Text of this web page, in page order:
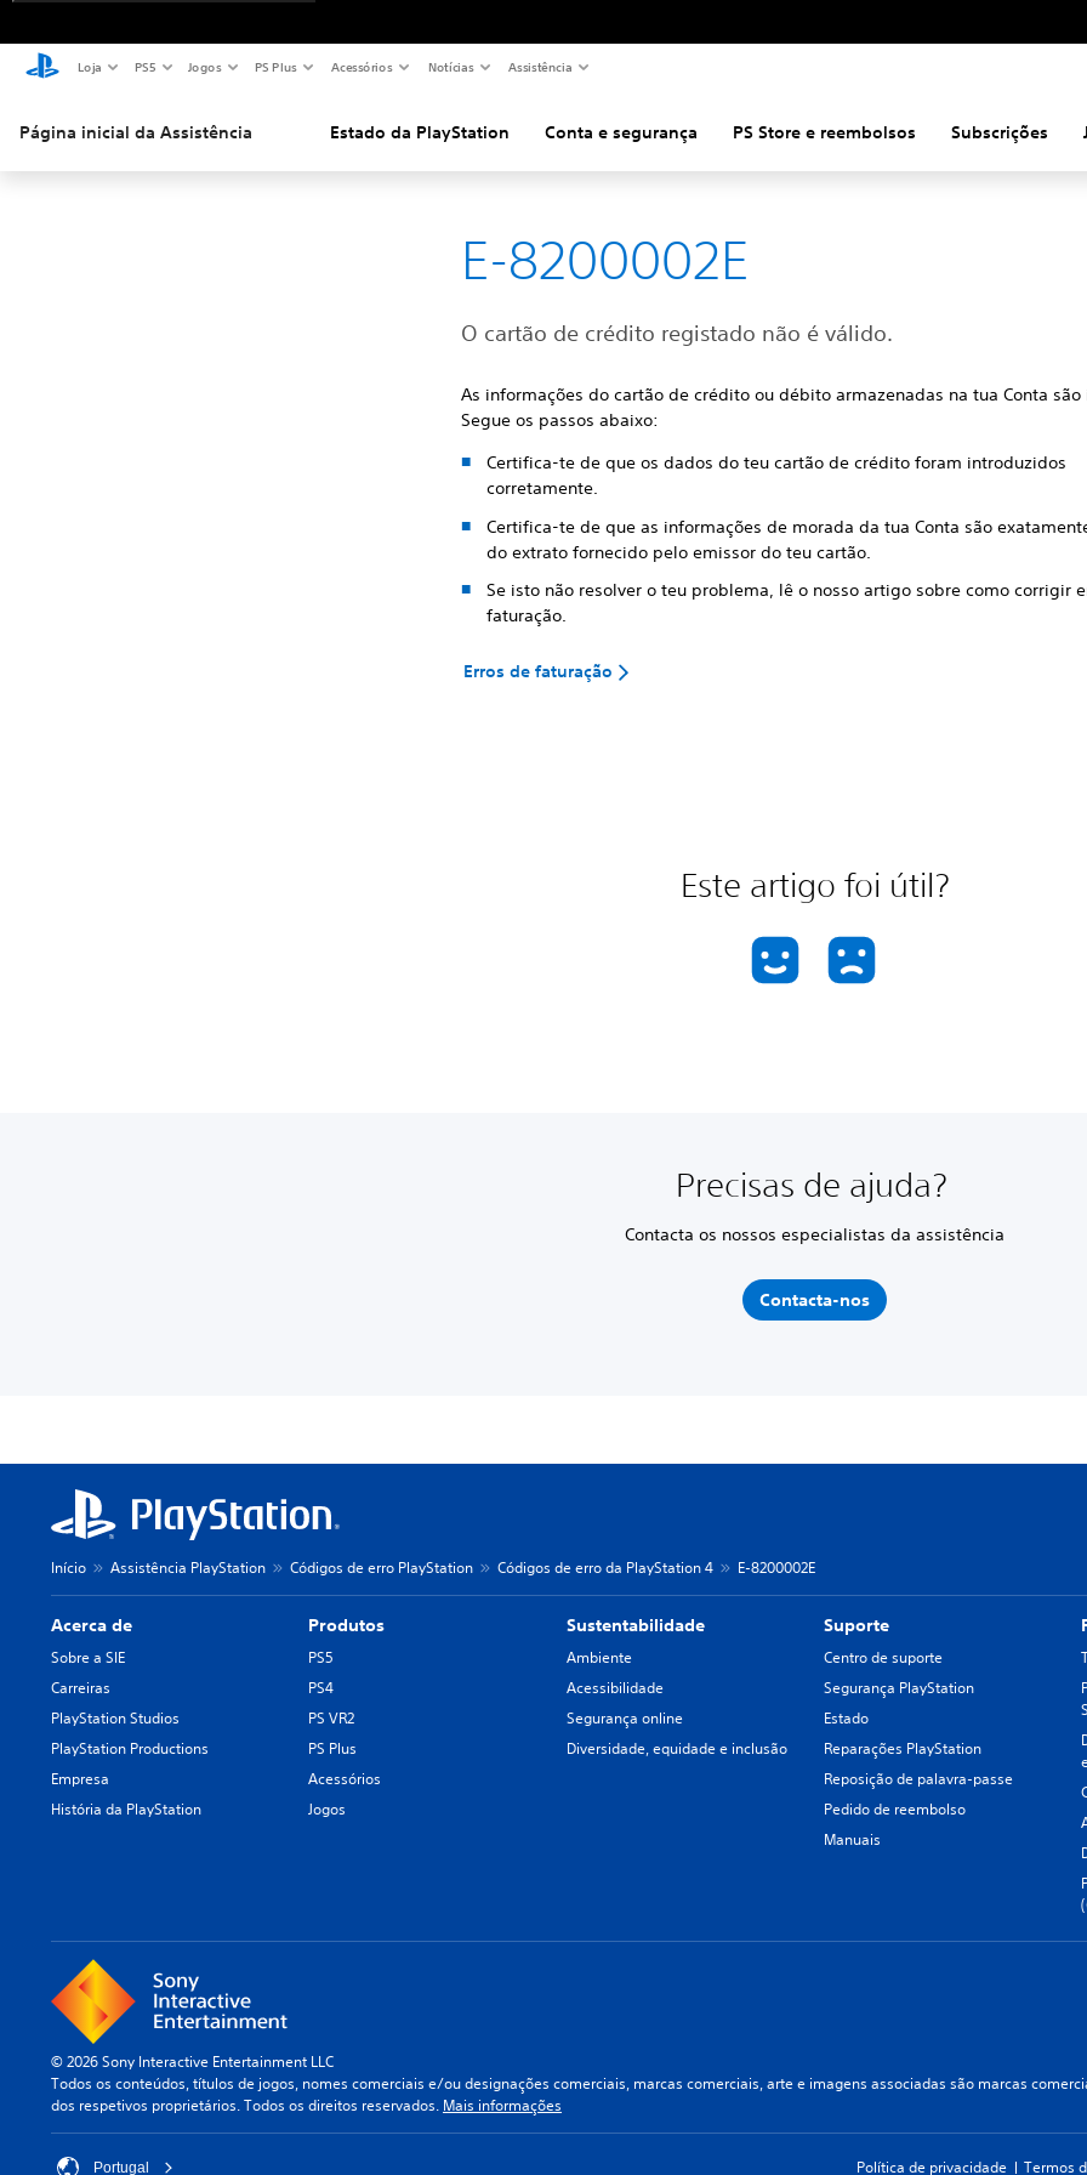
Loja PS5 Jogos PS Plus Acessórios Notícias Assistência
Página inicial da Assistência Estado da PlayStation Conta e segurança PS Store e reembolsos Subscrições
E-8200002E
O cartão de crédito registado não é válido.
As informações do cartão de crédito ou débito armazenadas na tua Conta são
Segue os passos abaixo:
Certifica-te de que os dados do teu cartão de crédito foram introduzidos
corretamente.
Certifica-te de que as informações de morada da tua Conta são
do extrato fornecido pelo emissor do teu cartão.
Se isto não resolver o teu problema, lê o nosso artigo sobre como corrigir
faturação.
Erros de faturação
Este artigo foi útil?
Precisas de ajuda?
Contacta os nossos especialistas da assistência
Contacta-nos
Início Assistência PlayStation Códigos de erro PlayStation Códigos de erro da PlayStation 4 E-8200002E
Acerca de
Sobre a SIE
Carreiras
PlayStation Studios
PlayStation Productions
Empresa
História da PlayStation
Produtos
PS5
PS4
PS VR2
PS Plus
Acessórios
Jogos
Sustentabilidade
Ambiente
Acessibilidade
Segurança online
Diversidade, equidade e inclusão
Suporte
Centro de suporte
Segurança PlayStation
Estado
Reparações PlayStation
Reposição de palavra-passe
Pedido de reembolso
Manuais
© 2026 Sony Interactive Entertainment LLC
Todos os conteúdos, títulos de jogos, nomes comerciais e/ou designações comerciais, marcas comerciais, arte e imagens associadas são marcas
dos respetivos proprietários. Todos os direitos reservados. Mais informações
Portugal Política de privacidade Termos